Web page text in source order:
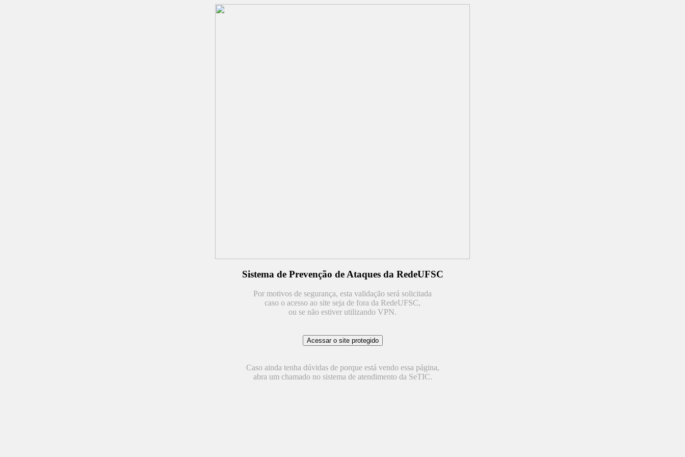
Sistema de Prevenção de Ataques da RedeUFSC
Por motivos de segurança, esta validação será solicitada
caso o acesso ao site seja de fora da RedeUFSC,
ou se não estiver utilizando VPN.
Caso ainda tenha dúvidas de porque está vendo essa página,
abra um chamado no sistema de atendimento da SeTIC.